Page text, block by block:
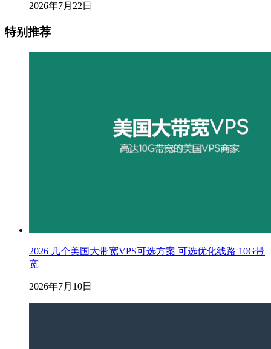
2026年7月22日
特别推荐
2026 几个美国大带宽VPS可选方案 可选优化线路 10G带
宽
2026年7月10日